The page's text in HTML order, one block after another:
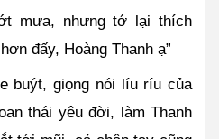
mưa, nhưng tớ lại thích
đấy, Hoàng Thanh ạ”
buýt, giọng nói líu ríu của
thái yêu đời, làm Thanh